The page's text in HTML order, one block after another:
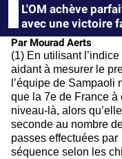
L'OM achève
avec une victoire
Par Mourad Aerts
(1) En utilisant
aidant à mesurer le
l’équipe de Sampaoli
que la 7e de France à
niveau-là, alors
seconde au nombre
passes effectuées par
séquence selon les